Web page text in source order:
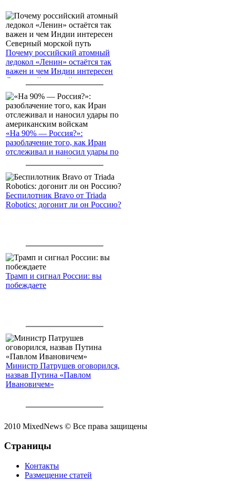
Почему российский атомный
ледокол «Ленин» остаётся так
важен и чем Индии интересен
Северный морской путь
«На 90% — Россия?»:
разоблачение того, как Иран
отслеживал и наносил удары по
американским войскам
Беспилотник Bravo от Triada
Robotics: догонит ли он Россию?
Трамп и сигнал России: вы
побеждаете
Министр Патрушев оговорился,
назвав Путина «Павлом
Ивановичем»
2010 MixedNews © Все права защищены
Страницы
Контакты
Размещение статей